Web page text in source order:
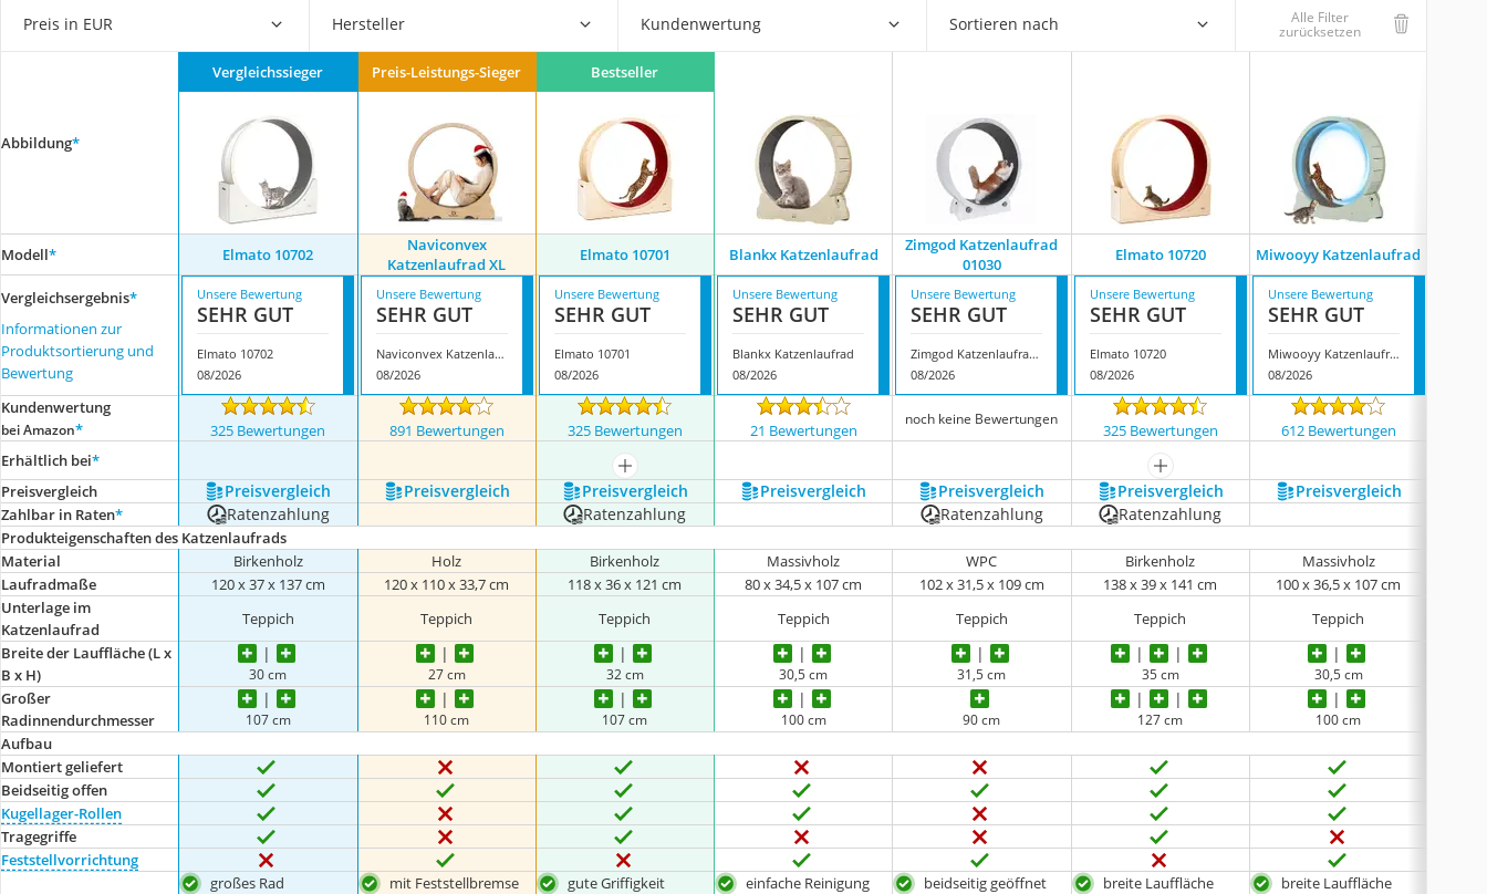
Philips-Sonicare-Zahnbürste
Schildkrötenhaus
Mineralfutter Pferd
Massagegerät
Preis in EUR Hersteller Kundenwertung Sortieren nach Alle Filter
zurücksetzen
Abbildung*
Vergleichssieger Preis-Leistungs-Sieger Bestseller
Modell* Elmato 10702
Naviconvex
Katzenlaufrad XL
Elmato 10701 Blankx Katzenlaufrad
Zimgod Katzenlaufrad
01030
Elmato 10720 Miwooyy Katzenlaufrad
Vergleichsergebnis*
Informationen zur
Produktsortierung und
Bewertung
Unsere Bewertung
SEHR GUT
Elmato 10702
08/2026
Unsere Bewertung
SEHR GUT
Naviconvex Katzenlaufrad XL
08/2026
Unsere Bewertung
SEHR GUT
Elmato 10701
08/2026
Unsere Bewertung
SEHR GUT
Blankx Katzenlaufrad
08/2026
Unsere Bewertung
SEHR GUT
Zimgod Katzenlaufrad 01030
08/2026
Unsere Bewertung
SEHR GUT
Elmato 10720
08/2026
Unsere Bewertung
SEHR GUT
Miwooyy Katzenlaufrad
08/2026
Kundenwertung
bei Amazon* 325 Bewertungen 891 Bewertungen 325 Bewertungen 21 Bewertungen
noch keine Bewertungen
325 Bewertungen 612 Bewertungen
Erhältlich bei*
mehr anzeigen
mehr anzeigen
Preis­vergleich
Preis­vergleich Preis­vergleich Preis­vergleich Preis­vergleich Preis­vergleich Preis­vergleich Preis­vergleich
Zahlbar in Raten* Ratenzahlung Ratenzahlung Ratenzahlung Ratenzahlung
Produkteigenschaften des Katzenlaufrads
Material
Birkenholz Holz Birkenholz Massivholz WPC Birkenholz Massivholz
Laufradmaße
120 x 37 x 137 cm 120 x 110 x 33,7 cm ‎118 x 36 x 121 cm 80 x 34,5 x 107 cm 102 x 31,5 x 109 cm 138 x 39 x 141 cm 100 x 36,5 x 107 cm
Unterlage im
Katzenlaufrad
Teppich Teppich Teppich Teppich Teppich Teppich
Teppich
Breite der Lauffläche (L x
B x H)
30 cm 27 cm 32 cm 30,5 cm 31,5 cm 35 cm 30,5 cm
Großer
Radinnendurchmesser
107 cm 110 cm 107 cm 100 cm 90 cm 127 cm 100 cm
Aufbau
Montiert geliefert
Beidseitig offen
Kugellager-Rollen
Tragegriffe
Feststellvorrichtung
großes Rad
mit Feststellbremse
gute Griffigkeit
einfache Reinigung
beidseitig geöffnet
breite Lauffläche
breite Lauffläche